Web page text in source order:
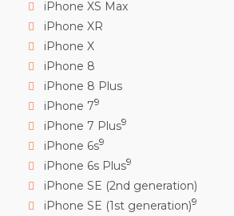
iPhone XS Max
iPhone XR
iPhone X
iPhone 8
iPhone 8 Plus
iPhone 79
iPhone 7 Plus9
iPhone 6s9
iPhone 6s Plus9
iPhone SE (2nd generation)
iPhone SE (1st generation)9